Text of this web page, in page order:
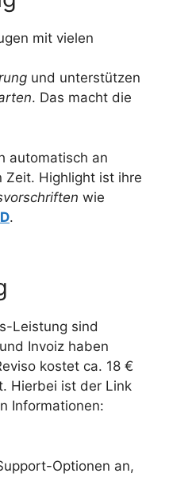
mit vielen
und unterstützen
. Das macht die
automatisch an
Zeit. Highlight ist ihre
wie
.
Leistung sind
Invoiz haben
kostet ca. 18 €
Hierbei ist der Link
Informationen:
Optionen an,